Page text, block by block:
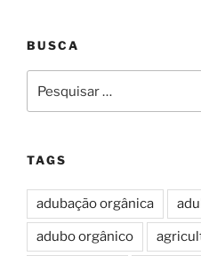
BUSCA
por:
TAGS
adubação orgânica
adubo orgânico